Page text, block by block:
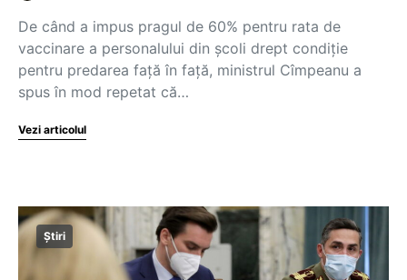
De când a impus pragul de 60% pentru rata de
vaccinare a personalului din școli drept condiție
pentru predarea față în față, ministrul Cîmpeanu a
spus în mod repetat că…
Vezi articolul
Știri